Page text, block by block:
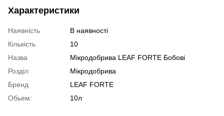
Характеристики
Наявність
В наявності
Кількість
10
Назва
Мікродобрива LEAF FORTE Бобові
Розділ
Мікродобрива
Бренд
LEAF FORTE
Обьем:
10л